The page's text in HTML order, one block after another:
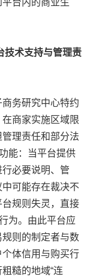
台内的商业生
术支持与管理责
务研究中心特约
商家实施区域限
理责任和部分法
能：当平台提供
必要说明、管
可能存在裁决不
规则失灵，直接
为。由此平台应
则的制定者与数
体信用与购买行
糙的地域“连